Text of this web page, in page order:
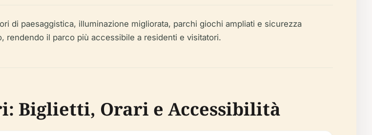
di paesaggistica, illuminazione migliorata, parchi giochi ampliati e sicurezza
rendendo il parco più accessibile a residenti e visitatori.
Biglietti, Orari e Accessibilità